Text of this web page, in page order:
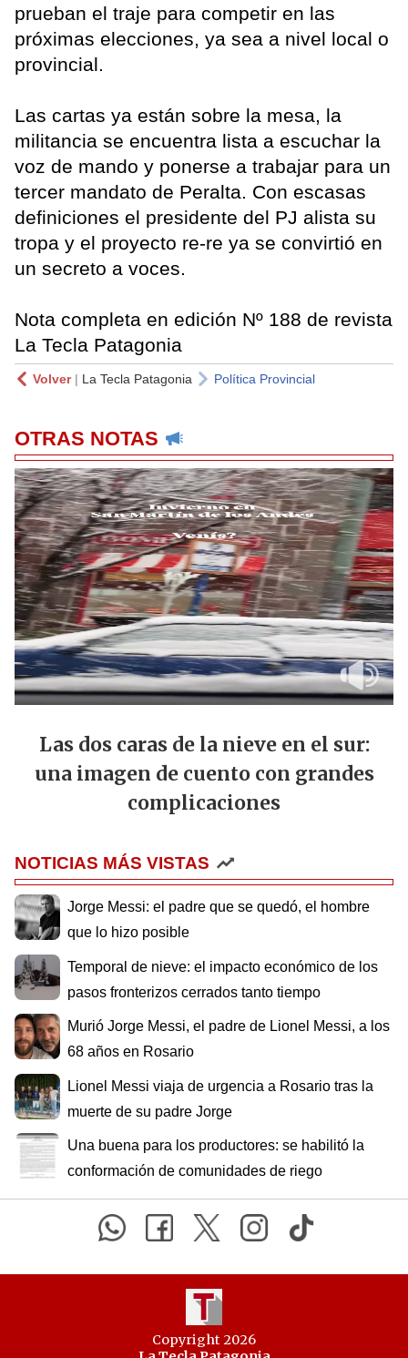
prueban el traje para competir en las
próximas elecciones, ya sea a nivel local o
provincial.
Las cartas ya están sobre la mesa, la
militancia se encuentra lista a escuchar la
voz de mando y ponerse a trabajar para un
tercer mandato de Peralta. Con escasas
definiciones el presidente del PJ alista su
tropa y el proyecto re-re ya se convirtió en
un secreto a voces.
Nota completa en edición Nº 188 de revista
La Tecla Patagonia
Volver| La Tecla Patagonia Política Provincial
OTRAS NOTAS
Las dos caras de la nieve en el sur:
una imagen de cuento con grandes
complicaciones
NOTICIAS MÁS VISTAS
Jorge Messi: el padre que se quedó, el hombre
que lo hizo posible
Temporal de nieve: el impacto económico de los
pasos fronterizos cerrados tanto tiempo
Murió Jorge Messi, el padre de Lionel Messi, a los
68 años en Rosario
Lionel Messi viaja de urgencia a Rosario tras la
muerte de su padre Jorge
Una buena para los productores: se habilitó la
conformación de comunidades de riego
Copyright 2026